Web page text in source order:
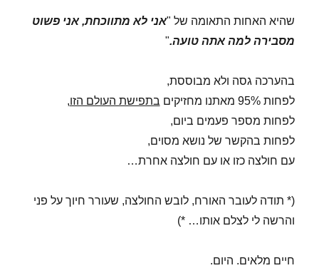
שהיא האחות התאומה של "אני לא מתווכחת, אני פשוט
מסבירה למה אתה טועה."
בהערכה גסה ולא מבוססת,
לפחות 95% מאתנו מחזיקים
בתפישת העולם הזו,
לפחות מספר פעמים ביום,
לפחות בהקשר של נושא מסוים,
עם חולצה כזו או עם חולצה אחרת…
(* תודה לעובר האורח, לובש החולצה, שעורר חיוך על פני
והרשה לי לצלם אותו… *)
חיים מלאים. היום.